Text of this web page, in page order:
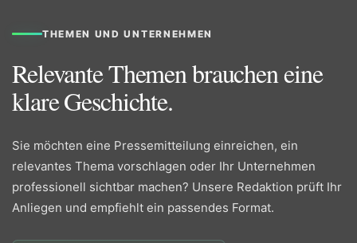
THEMEN UND UNTERNEHMEN
Relevante Themen brauchen eine
klare Geschichte.
Sie möchten eine Pressemitteilung einreichen, ein
relevantes Thema vorschlagen oder Ihr Unternehmen
professionell sichtbar machen? Unsere Redaktion prüft Ihr
Anliegen und empfiehlt ein passendes Format.